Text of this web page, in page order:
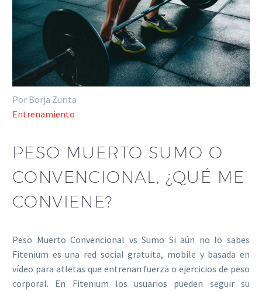
Por Borja Zurita
Entrenamiento
PESO MUERTO SUMO O
CONVENCIONAL, ¿QUÉ ME
CONVIENE?
Peso Muerto Convencional vs Sumo Si aún no lo sabes
Fitenium es una red social gratuita, mobile y basada en
vídeo para atletas que entrenan fuerza o ejercicios de peso
corporal. En Fitenium los usuarios pueden seguir su